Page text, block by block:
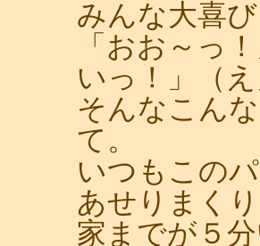
みんな大喜び
「おお～っ
いっ！」（え
そんなこん
て。
いつもこの
あせりまく
家までが５